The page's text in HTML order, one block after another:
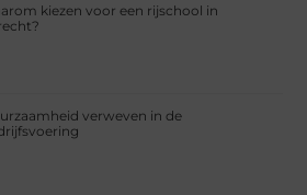
kiezen voor een rijschool in
verweven in de